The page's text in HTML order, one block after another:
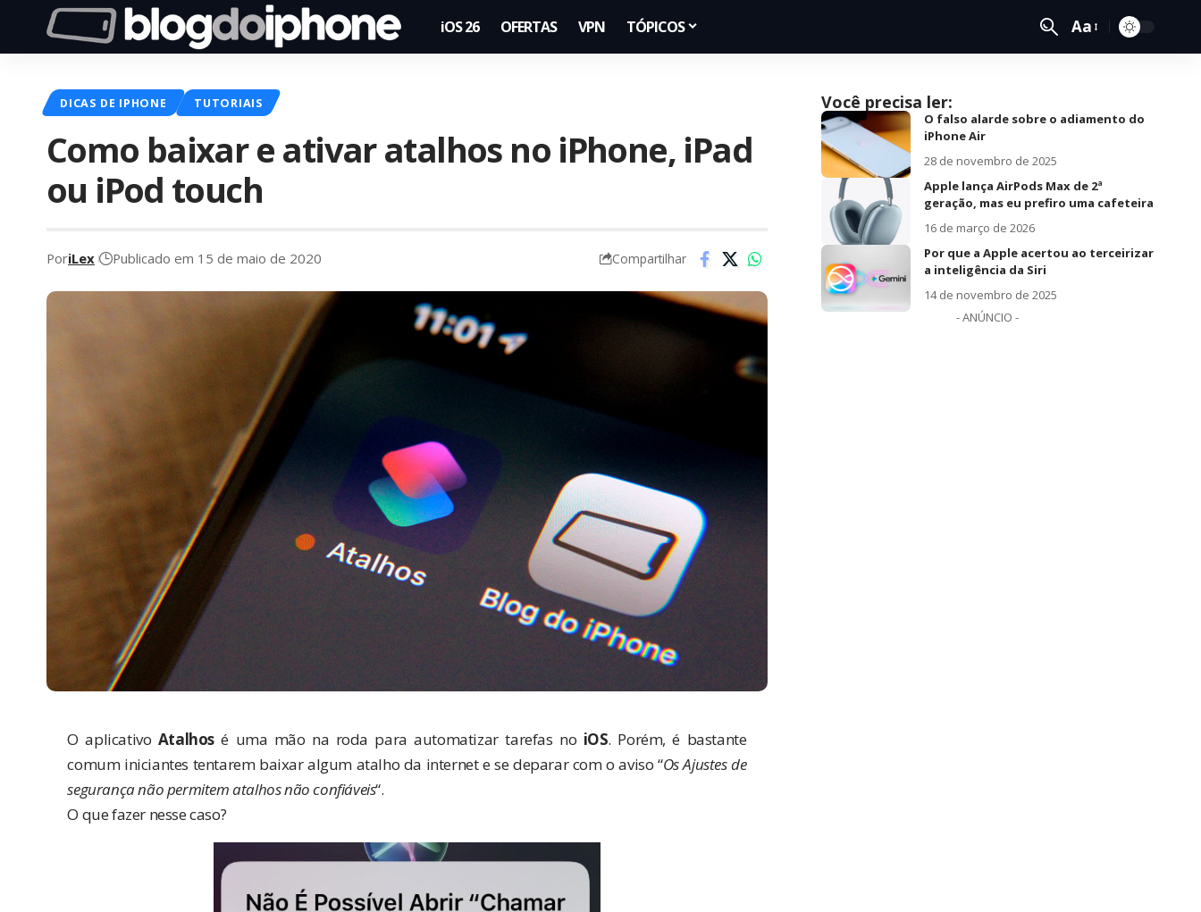
iOS 26 OFERTAS VPN TÓPICOS Aa
DICAS DE IPHONE TUTORIAIS
Como baixar e ativar atalhos no iPhone, iPad
ou iPod touch
PoriLex Publicado em 15 de maio de 2020 Compartilhar
O aplicativo Atalhos é uma mão na roda para automatizar tarefas no iOS. Porém, é bastante
comum iniciantes tentarem baixar algum atalho da internet e se deparar com o aviso “Os Ajustes de
segurança não permitem atalhos não confiáveis“.
O que fazer nesse caso?
Você precisa ler:
O falso alarde sobre o adiamento do
iPhone Air
28 de novembro de 2025
Apple lança AirPods Max de 2ª
geração, mas eu prefiro uma cafeteira
16 de março de 2026
Por que a Apple acertou ao terceirizar
a inteligência da Siri
14 de novembro de 2025
- ANÚNCIO -